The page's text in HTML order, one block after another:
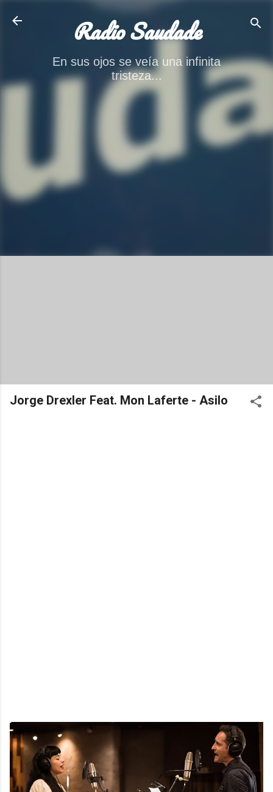
Radio Saudade
En sus ojos se veía una infinita
tristeza...
Jorge Drexler Feat. Mon Laferte - Asilo